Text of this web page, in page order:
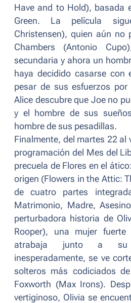
Have and to Hold), basada
Green. La película
Christensen), quien aún no
Chambers (Antonio
secundaria y ahora un
haya decidido casarse con
pesar de sus esfuerzos
Alice descubre que Joe no
y el hombre de sus
hombre de sus pesadillas.
Finalmente, del martes 22 al
programación del Mes del
precuela de Flores en el ático:
origen (Flowers in the Attic:
de cuatro partes
Matrimonio, Madre,
perturbadora historia de
Rooper), una mujer
atrabaja junto a su
inesperadamente, se ve
solteros más codiciados
Foxworth (Max Irons).
vertiginoso, Olivia se